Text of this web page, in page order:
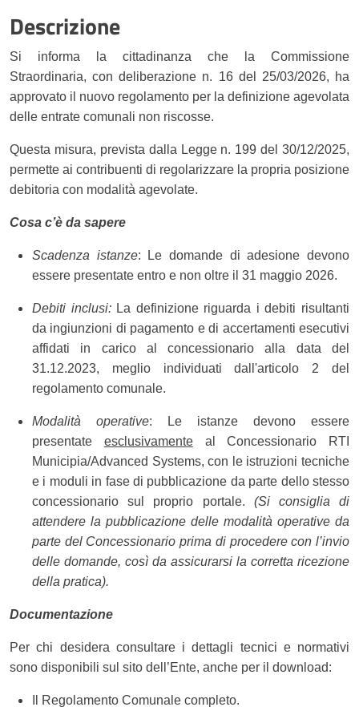
Descrizione
Si informa la cittadinanza che la Commissione
Straordinaria, con deliberazione n. 16 del 25/03/2026, ha
approvato il nuovo regolamento per la definizione agevolata
delle entrate comunali non riscosse.
Questa misura, prevista dalla Legge n. 199 del 30/12/2025,
permette ai contribuenti di regolarizzare la propria posizione
debitoria con modalità agevolate.
Cosa c’è da sapere
Scadenza istanze: Le domande di adesione devono
essere presentate entro e non oltre il 31 maggio 2026.
Debiti inclusi:La definizione riguarda i debiti risultanti
da ingiunzioni di pagamento e di accertamenti esecutivi
affidati in carico al concessionario alla data del
31.12.2023, meglio individuati dall'articolo 2 del
regolamento comunale.
Modalità operative: Le istanze devono essere
presentate esclusivamenteal Concessionario RTI
Municipia/Advanced Systems, con le istruzioni tecniche
e i moduli in fase di pubblicazione da parte dello stesso
concessionario sul proprio portale. (Si consiglia di
attendere la pubblicazione delle modalità operative da
parte del Concessionario prima di procedere con l’invio
delle domande, così da assicurarsi la corretta ricezione
della pratica).
Documentazione
Per chi desidera consultare i dettagli tecnici e normativi
sono disponibili sul sito dell’Ente, anche per il download:
Il Regolamento Comunale completo.